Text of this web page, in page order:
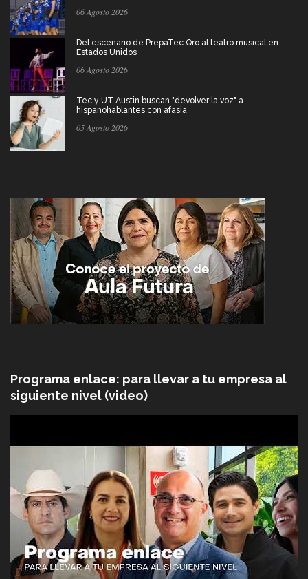
06 Agosto 2026
Del escenario de PrepaTec Qro al teatro musical en
Estados Unidos
06 Agosto 2026
Tec y UT Austin buscan "devolver la voz" a
hispanohablantes con afasia
05 Agosto 2026
Programa enlace: para llevar a tu empresa al
siguiente nivel (video)